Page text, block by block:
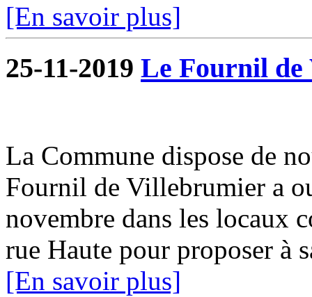
[En savoir plus]
25-11-2019 Le Fournil de
La Commune dispose de
Fournil de Villebrumier a
novembre dans les locaux
rue Haute pour proposer à
[En savoir plus]